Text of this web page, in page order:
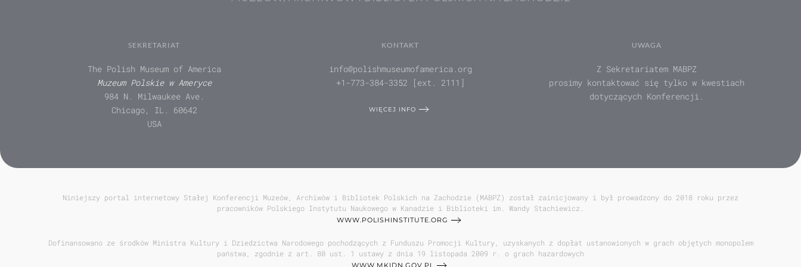
SEKRETARIAT
The Polish Museum of America
Muzeum Polskie w Ameryce
984 N. Milwaukee Ave.
Chicago, IL. 60642
USA
KONTAKT
info@polishmuseumofamerica.org
+1-773-384-3352 [ext. 2111]
WIĘCEJ INFO
UWAGA
Z Sekretariatem MABPZ
prosimy kontaktować się tylko w kwestiach
dotyczących Konferencji.
Niniejszy portal internetowy Stałej Konferencji Muzeów, Archiwów i Bibliotek Polskich na Zachodzie (MABPZ) został zainicjowany i był prowadzony do 2018 roku przez
pracowników Polskiego Instytutu Naukowego w Kanadzie i Biblioteki im. Wandy Stachiewicz.
WWW.POLISHINSTITUTE.ORG
Dofinansowano ze środków Ministra Kultury i Dziedzictwa Narodowego pochodzących z Funduszu Promocji Kultury, uzyskanych z dopłat ustanowionych w grach objętych monopolem
państwa, zgodnie z art. 80 ust. 1 ustawy z dnia 19 listopada 2009 r. o grach hazardowych
WWW.MKIDN.GOV.PL